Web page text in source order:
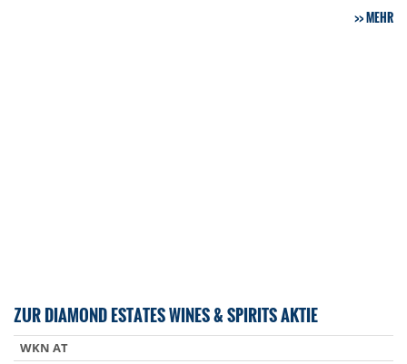
MEHR
ZUR DIAMOND ESTATES WINES & SPIRITS AKTIE
WKN AT